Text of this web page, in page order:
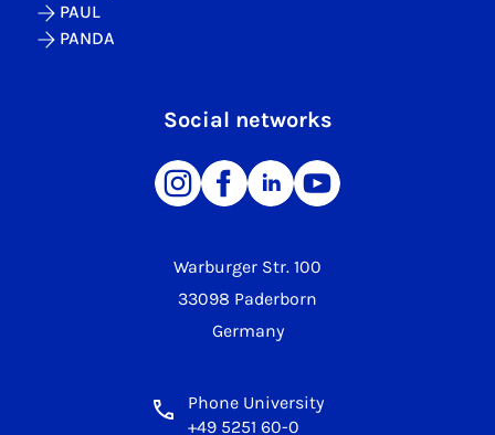
Warburger Str. 100
33098 Paderborn
Germany
Phone University
+49 5251 60-0
PAUL
PANDA
Social networks